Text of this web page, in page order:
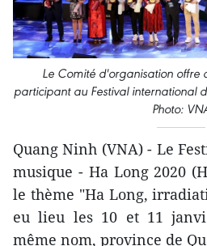
Le Comité d'organisation offre
participant au Festival international
Photo:
Quang Ninh (VNA) - Le
musique - Ha Long 2020
le thème "Ha Long,
eu lieu les 10 et 11
même nom, province de